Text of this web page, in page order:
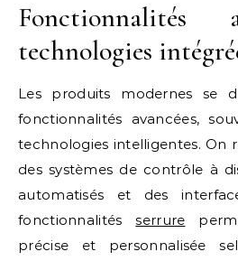
Fonctionnalités
technologies
Les produits modernes se
fonctionnalités avancées,
technologies intelligentes. On
des systèmes de contrôle à
automatisés et des
fonctionnalitésserrure
précise et personnalisée